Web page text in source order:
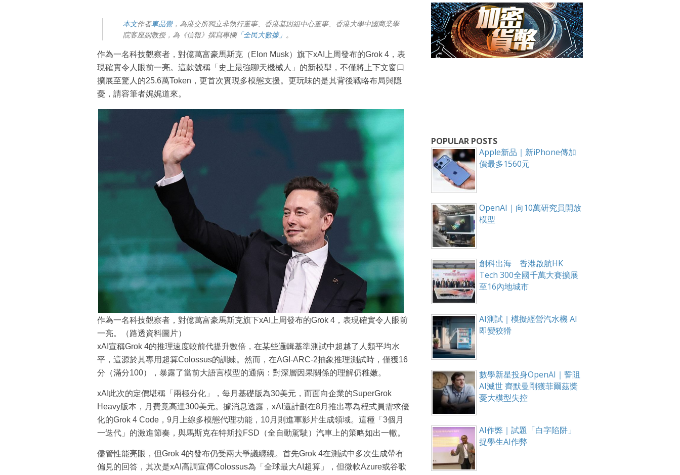
本文作者車品覺，為港交所獨立非執行董事、香港基因組中心董事、香港大學中國商業學
院客座副教授，為《信報》撰寫專欄「全民大數據」 。
作為一名科技觀察者，對億萬富豪馬斯克（Elon Musk）旗下xAI上周發布的Grok 4，表
現確實令人眼前一亮。這款號稱「史上最強聊天機械人」的新模型，不僅將上下文窗口
擴展至驚人的25.6萬Token，更首次實現多模態支援。更玩味的是其背後戰略布局與隱
憂，請容筆者娓娓道來。
作為一名科技觀察者，對億萬富豪馬斯克旗下xAI上周發布的Grok 4，表現確實令人眼前
一亮。（路透資料圖片）
xAI宣稱Grok 4的推理速度較前代提升數倍，在某些邏輯基準測試中超越了人類平均水
平，這源於其專用超算Colossus的訓練。然而，在AGI-ARC-2抽象推理測試時，僅獲16
分（滿分100），暴露了當前大語言模型的通病：對深層因果關係的理解仍稚嫩。
xAI此次的定價堪稱「兩極分化」，每月基礎版為30美元，而面向企業的SuperGrok
Heavy版本，月費竟高達300美元。據消息透露，xAI還計劃在8月推出專為程式員需求優
化的Grok 4 Code，9月上線多模態代理功能，10月則進軍影片生成領域。這種「3個月
一迭代」的激進節奏，與馬斯克在特斯拉FSD（全自動駕駛）汽車上的策略如出一轍。
儘管性能亮眼，但Grok 4的發布仍受兩大爭議纏繞。首先Grok 4在測試中多次生成帶有
偏見的回答，其次是xAI高調宣傳Colossus為「全球最大AI超算」，但微軟Azure或谷歌
POPULAR POSTS
Apple新品｜新iPhone傳加
價最多1560元
OpenAI｜向10萬研究員開放
模型
創科出海 香港啟航HK
Tech 300全國千萬大賽擴展
至16內地城市
AI測試｜模擬經營汽水機 AI
即變狡猾
數學新星投身OpenAI｜誓阻
AI滅世 齊默曼剛獲菲爾茲獎
憂大模型失控
AI作弊｜試題「白字陷阱」
捉學生AI作弊
成為 EJ Tech 會員
最新資訊（附創業懶人包），直達郵箱！